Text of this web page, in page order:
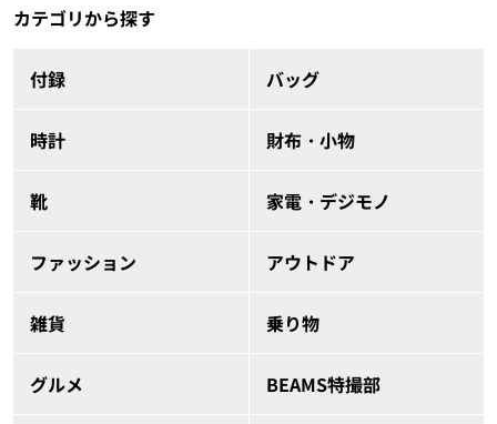
カテゴリから探す
付録 バッグ
時計 財布・小物
靴 家電・デジモノ
ファッション アウトドア
雑貨 乗り物
グルメ BEAMS特撮部